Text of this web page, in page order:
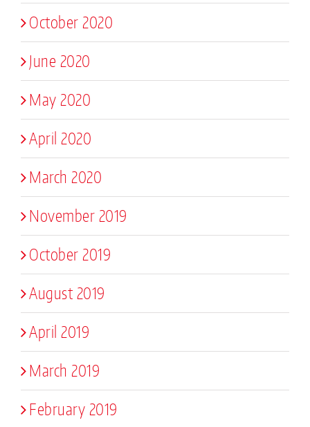
October 2020
June 2020
May 2020
April 2020
March 2020
November 2019
October 2019
August 2019
April 2019
March 2019
February 2019